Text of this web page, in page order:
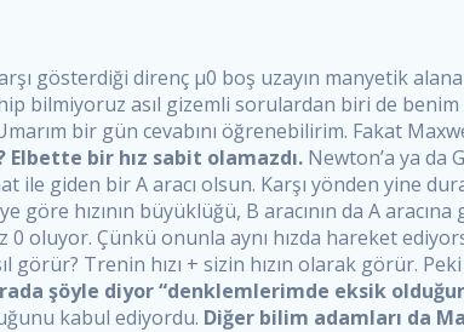
gösterdiği direnç μ0 boş uzayın manyetik
bilmiyoruz asıl gizemli sorulardan biri de benim
bir gün cevabını öğrenebilirim. Fakat
Elbette bir hız sabit olamazdı. Newton’a ya da
giden bir A aracı olsun. Karşı yönden yine
göre hızının büyüklüğü, B aracının da A
oluyor. Çünkü onunla aynı hızda hareket
görür? Trenin hızı + sizin hızın olarak görür.
şöyle diyor “denklemlerimde eksik
kabul ediyordu. Diğer bilim adamları da